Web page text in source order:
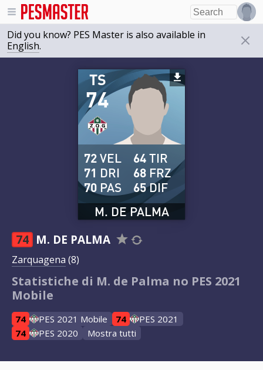
Did you know? PES Master is also available in
English.
74
TS
M. DE PALMA
72VEL
71 DRI
70 PAS
64TIR
68 FRZ
65DIF
74 M. DE PALMA
Zarquagena (8)
Statistiche di M. de Palma no PES 2021
Mobile
74 PES 2021 Mobile 74
PES 2021
74
PES 2020 Mostra tutti